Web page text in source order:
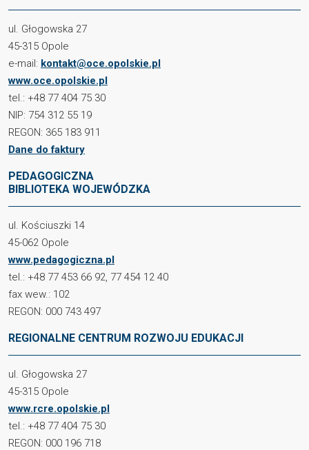
ul. Głogowska 27
45-315 Opole
e-mail: kontakt@oce.opolskie.pl
www.oce.opolskie.pl
tel.: +48 77 404 75 30
NIP: 754 312 55 19
REGON: 365 183 911
Dane do faktury
PEDAGOGICZNA
BIBLIOTEKA WOJEWÓDZKA
ul. Kościuszki 14
45-062 Opole
www.pedagogiczna.pl
tel.: +48 77 453 66 92, 77 454 12 40
fax wew.: 102
REGON: 000 743 497
REGIONALNE CENTRUM ROZWOJU EDUKACJI
ul. Głogowska 27
45-315 Opole
www.rcre.opolskie.pl
tel.: +48 77 404 75 30
REGON: 000 196 718